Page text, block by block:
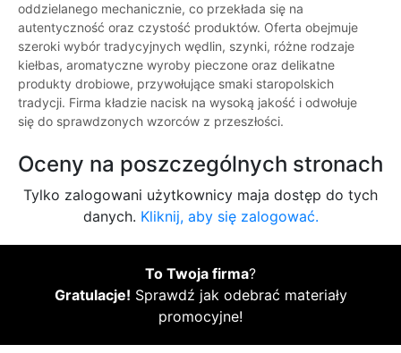
oddzielanego mechanicznie, co przekłada się na
autentyczność oraz czystość produktów. Oferta obejmuje
szeroki wybór tradycyjnych wędlin, szynki, różne rodzaje
kiełbas, aromatyczne wyroby pieczone oraz delikatne
produkty drobiowe, przywołujące smaki staropolskich
tradycji. Firma kładzie nacisk na wysoką jakość i odwołuje
się do sprawdzonych wzorców z przeszłości.
Oceny na poszczególnych stronach
Tylko zalogowani użytkownicy maja dostęp do tych
danych. Kliknij, aby się zalogować.
To Twoja firma?
Gratulacje! Sprawdź jak odebrać materiały
promocyjne!